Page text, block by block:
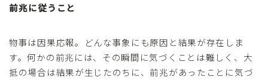
前兆に従うこと
物事は因果応報。どんな事象にも原因と結果が存在しま
す。何かの前兆には、その瞬間に気づくことは難しく、大
抵の場合は結果が生じたのちに、前兆があったことに気づ